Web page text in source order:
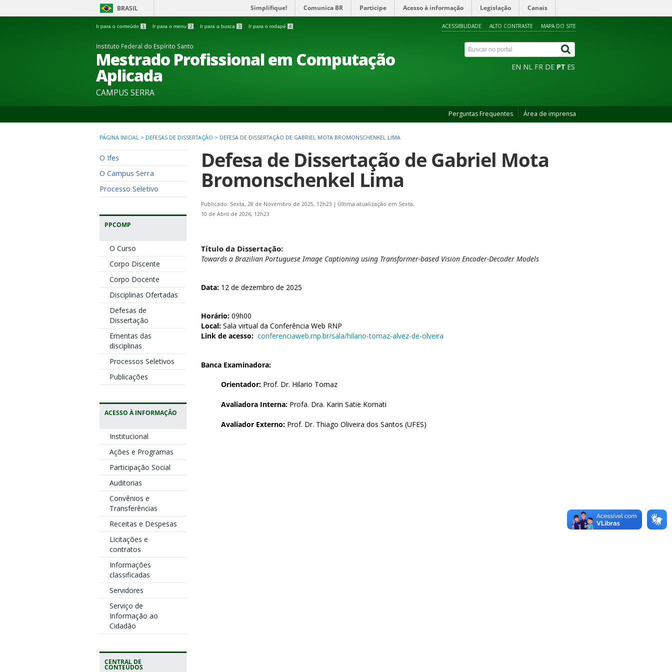
BRASIL Simplifique! Comunica BR Participe Acesso à informação Legislação Canais
Ir para o conteúdo 1 Ir para o menu 2 Ir para a busca 3 Ir para o rodapé 4 ACESSIBILIDADE ALTO CONTRASTE MAPA DO SITE
Instituto Federal do Espírito Santo
Mestrado Profissional em Computação
Aplicada
CAMPUS SERRA
EN NL FR DE PT ES
Perguntas Frequentes Área de imprensa
PÁGINA INICIAL > DEFESAS DE DISSERTAÇÃO > DEFESA DE DISSERTAÇÃO DE GABRIEL MOTA BROMONSCHENKEL LIMA
O Ifes
O Campus Serra
Processo Seletivo
PPCOMP
O Curso
Corpo Discente
Corpo Docente
Disciplinas Ofertadas
Defesas de
Dissertação
Ementas das
disciplinas
Processos Seletivos
Publicações
ACESSO À INFORMAÇÃO
Institucional
Ações e Programas
Participação Social
Auditorias
Convênios e
Transferências
Receitas e Despesas
Licitações e
contratos
Informações
classificadas
Servidores
Serviço de
Informação ao
Cidadão
CENTRAL DE
CONTEÚDOS
Defesa de Dissertação de Gabriel Mota
Bromonschenkel Lima
Publicado: Sexta, 28 de Novembro de 2025, 12h23 | Última atualização em Sexta,
10 de Abril de 2026, 12h23
Título da Dissertação:
Towards a Brazilian Portuguese Image Captioning using Transformer-based Vision Encoder-Decoder Models
Data: 12 de dezembro de 2025
Horário: 09h00
Local: Sala virtual da Conferência Web RNP
Link de acesso: conferenciaweb.rnp.br/sala/hilario-tomaz-alvez-de-olveira
Banca Examinadora:
Orientador: Prof. Dr. Hilario Tomaz
Avaliadora Interna: Profa. Dra. Karin Satie Komati
Avaliador Externo: Prof. Dr. Thiago Oliveira dos Santos (UFES)